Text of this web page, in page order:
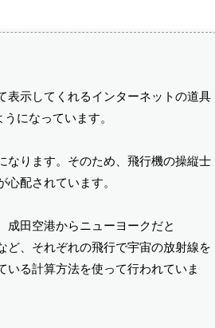
表示してくれるインターネットの道具
になっています。
なります。そのため、飛行機の操縦士
配されています。
成田空港からニューヨークだと
ど、それぞれの飛行で宇宙の放射線を
る計算方法を使って行われていま